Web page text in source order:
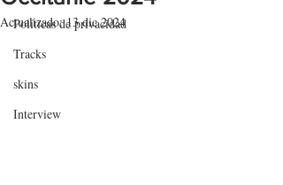
Políticas de privacidad
Tracks
skins
Interview
Actualizado:13 dic 2024